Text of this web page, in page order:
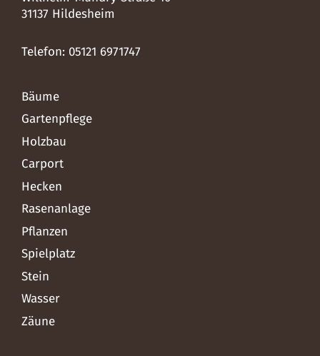
31137 Hildesheim
Telefon: 05121 6971747
Bäume
Gartenpflege
Holzbau
Carport
Hecken
Rasenanlage
Pflanzen
Spielplatz
Stein
Wasser
Zäune